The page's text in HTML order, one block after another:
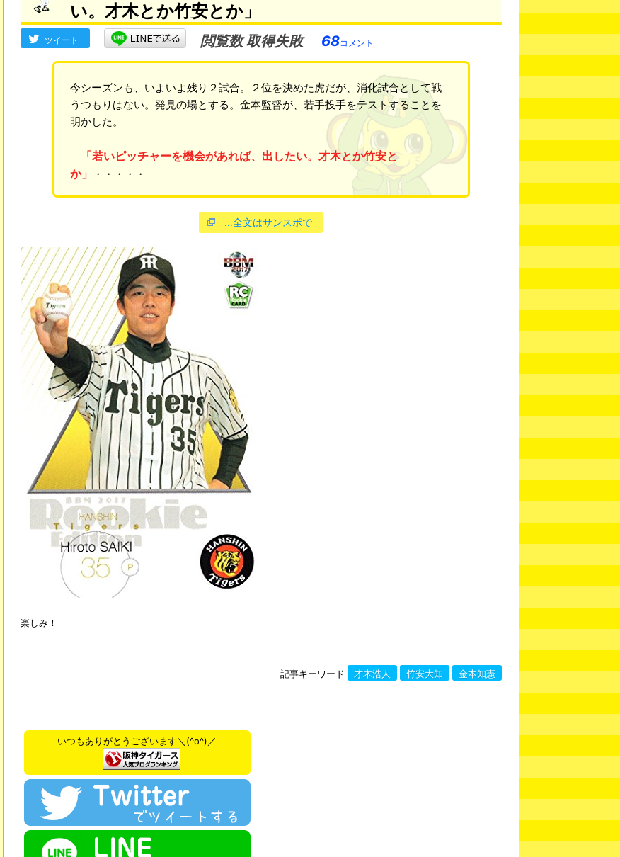
い。才木とか竹安とか」
ツイート 閲覧数 取得失敗 68コメント
今シーズンも、いよいよ残り２試合。２位を決めた虎だが、消化試合として戦
うつもりはない。発見の場とする。金本監督が、若手投手をテストすることを
明かした。
「若いピッチャーを機会があれば、出したい。才木とか竹安と
か」
・・・・・
…全文はサンスポで
楽しみ！
記事キーワード 才木浩人 竹安大知 金本知憲
いつもありがとうございます＼(^o^)／